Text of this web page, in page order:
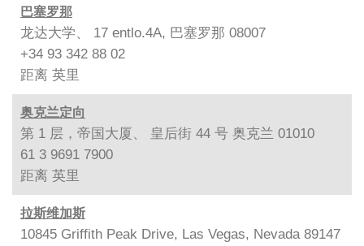
巴塞罗那
龙达大学、 17 entlo.4A, 巴塞罗那 08007
+34 93 342 88 02
距离 英里
奥克兰定向
第 1 层，帝国大厦、 皇后街 44 号 奥克兰 01010
61 3 9691 7900
距离 英里
拉斯维加斯
10845 Griffith Peak Drive, Las Vegas, Nevada 89147